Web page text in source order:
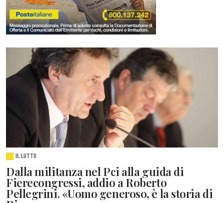
IL LUTTO
Dalla militanza nel Pci alla guida di
Fierecongressi, addio a Roberto
Pellegrini. «Uomo generoso, è la storia di